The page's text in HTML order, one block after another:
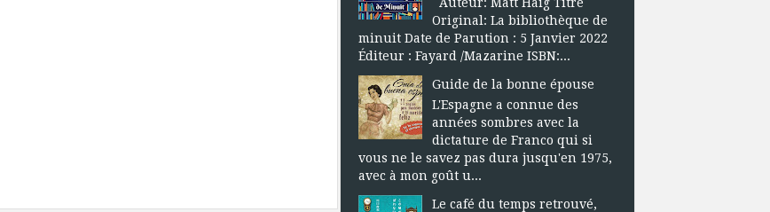
Original: La bibliothèque de
minuit Date de Parution : 5 Janvier 2022
Éditeur : Fayard /Mazarine ISBN:...
Guide de la bonne épouse
L'Espagne a connue des
années sombres avec la
dictature de Franco qui si
vous ne le savez pas dura jusqu'en 1975,
avec à mon goût u...
Le café du temps retrouvé,